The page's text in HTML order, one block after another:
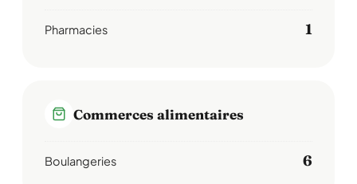
Pharmacies 1
Commerces alimentaires
Boulangeries 6